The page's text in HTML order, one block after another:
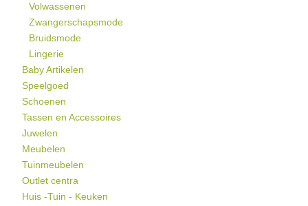
Volwassenen
Zwangerschapsmode
Bruidsmode
Lingerie
Baby Artikelen
Speelgoed
Schoenen
Tassen en Accessoires
Juwelen
Meubelen
Tuinmeubelen
Outlet centra
Huis -Tuin - Keuken